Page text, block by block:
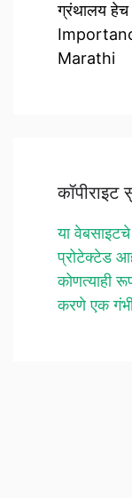
ग्रंथालय हेच
Marathi
कॉपीराइट
या
प्रोटेक्टेड
कोणत्याही
करणे एक